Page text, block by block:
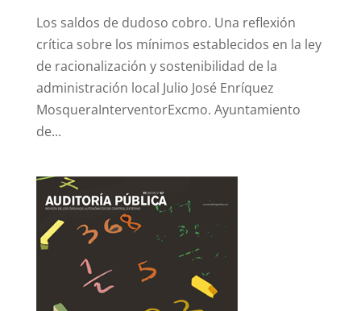
Los saldos de dudoso cobro. Una reflexión
crítica sobre los mínimos establecidos en la ley
de racionalización y sostenibilidad de la
administración local Julio José Enríquez
MosqueraInterventorExcmo. Ayuntamiento
de...